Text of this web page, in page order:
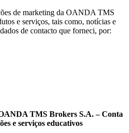
de marketing da OANDA TMS
e serviços, tais como, notícias e
de contacto que forneci, por:
TMS Brokers S.A. – Conta
e serviços educativos